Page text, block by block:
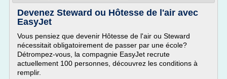
Devenez Steward ou Hôtesse de l'air avec
EasyJet
Vous pensiez que devenir Hôtesse de l'air ou Steward
nécessitait obligatoirement de passer par une école?
Détrompez-vous, la compagnie EasyJet recrute
actuellement 100 personnes, découvrez les conditions à
remplir.